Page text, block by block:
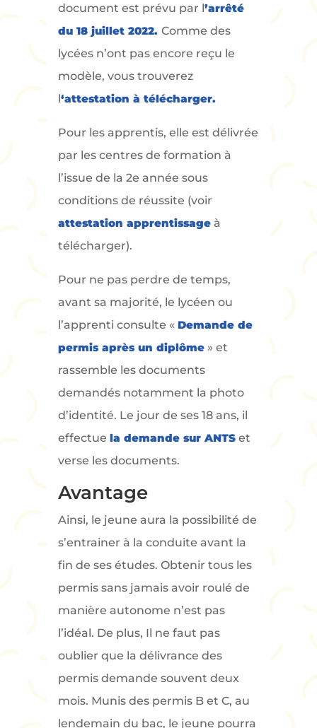
document est prévu par l’arrêté
du 18 juillet 2022.Comme des
lycées n’ont pas encore reçu le
modèle, vous trouverez
l‘attestation à télécharger.
Pour les apprentis, elle est délivrée
par les centres de formation à
l’issue de la 2e année sous
conditions de réussite (voir
attestation apprentissage à
télécharger).
Pour ne pas perdre de temps,
avant sa majorité, le lycéen ou
l’apprenti consulte «Demande de
permis après un diplôme » et
rassemble les documents
demandés notamment la photo
d’identité. Le jour de ses 18 ans, il
effectuela demande sur ANTS et
verse les documents.
Avantage
Ainsi, le jeune aura la possibilité de
s’entrainer à la conduite avant la
fin de ses études. Obtenir tous les
permis sans jamais avoir roulé de
manière autonome n’est pas
l’idéal. De plus, Il ne faut pas
oublier que la délivrance des
permis demande souvent deux
mois. Munis des permis B et C, au
lendemain du bac, le jeune pourra